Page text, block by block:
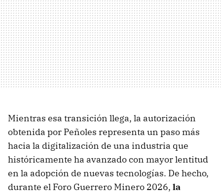
Mientras esa transición llega, la autorización
obtenida por Peñoles representa un paso más
hacia la digitalización de una industria que
históricamente ha avanzado con mayor lentitud
en la adopción de nuevas tecnologías. De hecho,
durante el Foro Guerrero Minero 2026, la